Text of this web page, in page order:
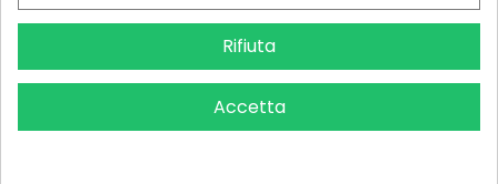
Dichiarazione di Accessibilità – Oreb.com
Copyright © 2024 OREB S.R.L. - P.Iva 00937560720 - Tutti i diritti
riservati - Dev.
Rifiuta
Accetta